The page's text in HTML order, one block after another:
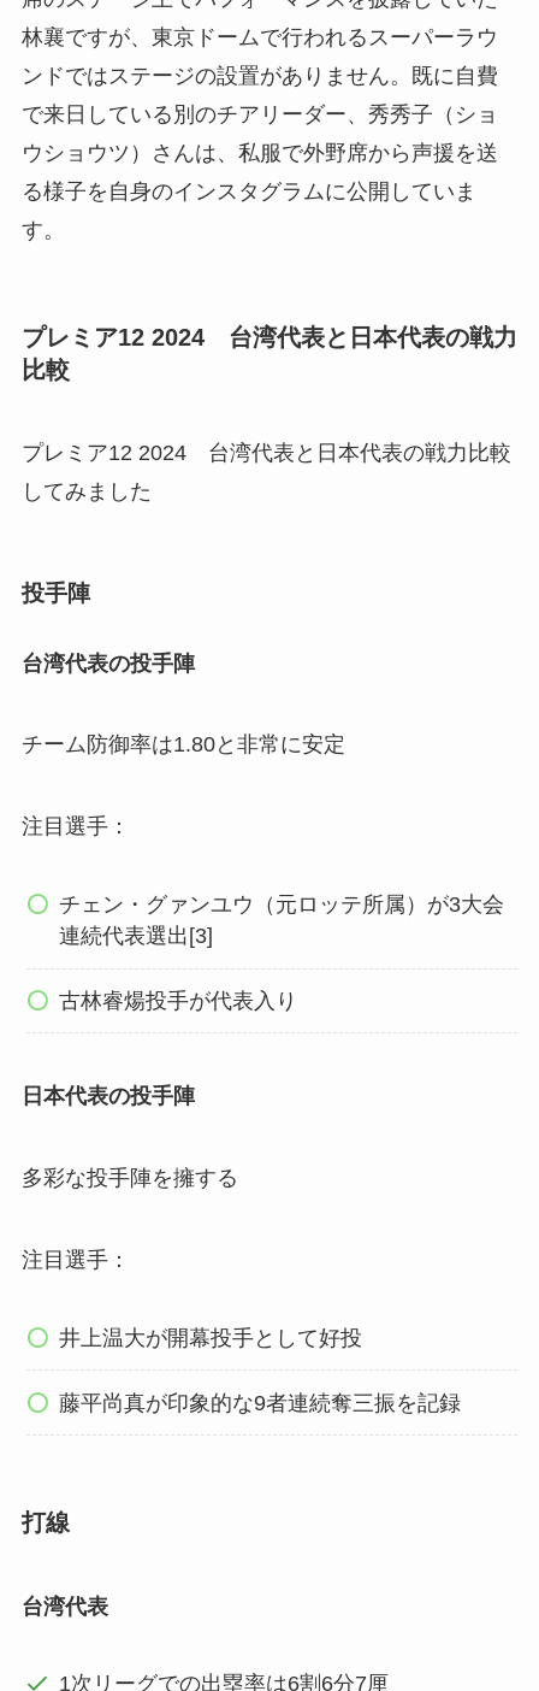
林襄ですが、東京ドームで行われるスーパーラウ
ンドではステージの設置がありません。既に自費
で来日している別のチアリーダー、秀秀子（ショ
ウショウツ）さんは、私服で外野席から声援を送
る様子を自身のインスタグラムに公開していま
す。
プレミア12 2024 台湾代表と日本代表の戦力
比較
プレミア12 2024 台湾代表と日本代表の戦力比較
してみました
投手陣
台湾代表の投手陣
チーム防御率は1.80と非常に安定
注目選手：
チェン・グァンユウ（元ロッテ所属）が3大会
連続代表選出[3]
古林睿煬投手が代表入り
日本代表の投手陣
多彩な投手陣を擁する
注目選手：
井上温大が開幕投手として好投
藤平尚真が印象的な9者連続奪三振を記録
打線
台湾代表
1次リーグでの出塁率は6割6分7厘